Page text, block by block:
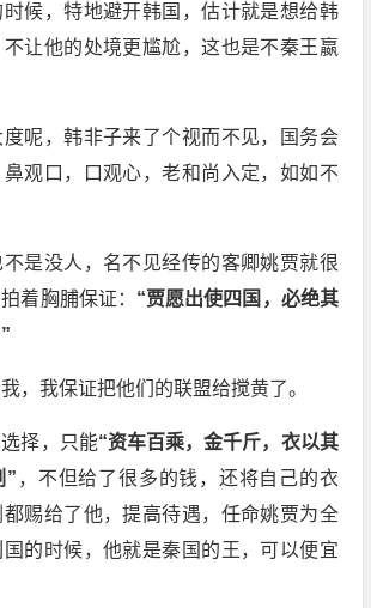
候，特地避开韩国，估计就是想给韩
让他的处境更尴尬，这也是不秦王嬴
呢，韩非子来了个视而不见，国务会
观口，口观心，老和尚入定，如如不
是没人，名不见经传的客卿姚贾就很
着胸脯保证： “贾愿出使四国，必绝其
，我保证把他们的联盟给搅黄了。
择，只能“资车百乘，金千斤，衣以其
” ，不但给了很多的钱，还将自己的衣
赐给了他，提高待遇，任命姚贾为全
的时候，他就是秦国的王，可以便宜